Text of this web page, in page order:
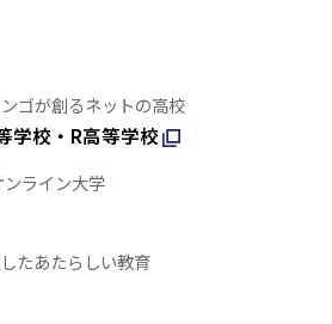
ゴが創るネットの高校
学校・R高等学校
ライン大学
たあたらしい教育